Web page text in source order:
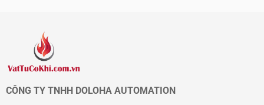
CÔNG TY TNHH DOLOHA AUTOMATION